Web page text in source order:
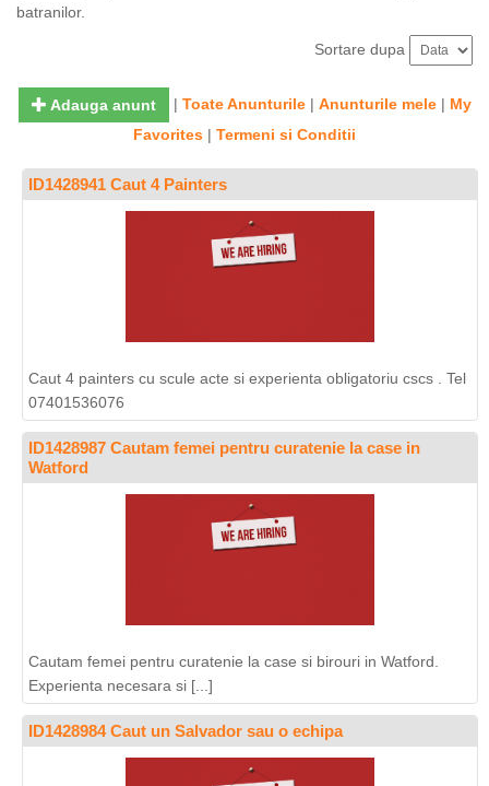
batranilor.
Sortare dupa
Adauga anunt | Toate Anunturile| Anunturile mele| My
Favorites | Termeni si Conditii
ID1428941 Caut 4 Painters
Caut 4 painters cu scule acte si experienta obligatoriu cscs . Tel
07401536076
ID1428987 Cautam femei pentru curatenie la case in
Watford
Cautam femei pentru curatenie la case si birouri in Watford.
Experienta necesara si [...]
ID1428984 Caut un Salvador sau o echipa